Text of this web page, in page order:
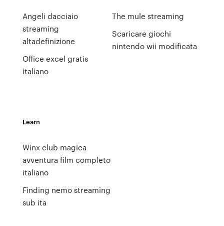
Angeli dacciaio
streaming
altadefinizione
Office excel gratis
italiano
The mule streaming
Scaricare giochi
nintendo wii modificata
Learn
Winx club magica
avventura film completo
italiano
Finding nemo streaming
sub ita